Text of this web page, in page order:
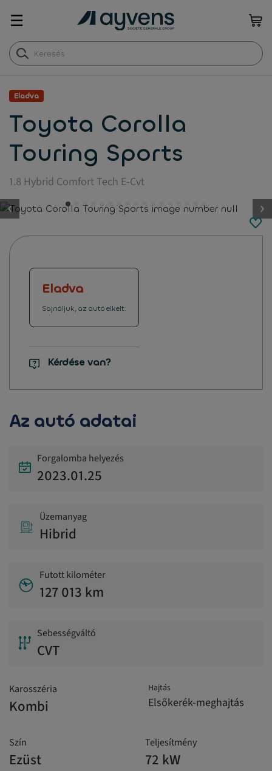
☰
Eladva
Toyota Corolla
Touring Sports
1.8 Hybrid Comfort Tech E-Cvt
button.previous
Eladva
Sajnáljuk, az autó elkelt.
Kérdése van?
Az autó adatai
Forgalomba helyezés
2023.01.25
Üzemanyag
Hibrid
Futott kilométer
127 013 km
Sebességváltó
CVT
Karosszéria
Kombi
Hajtás
Elsőkerék-meghajtás
Szín
Ezüst
Teljesítmény
72 kW